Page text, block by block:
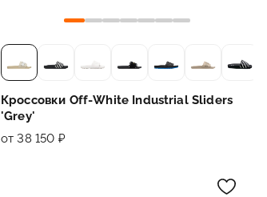
Кроссовки Off-White Industrial Sliders
'Grey'
от 38 150 ₽